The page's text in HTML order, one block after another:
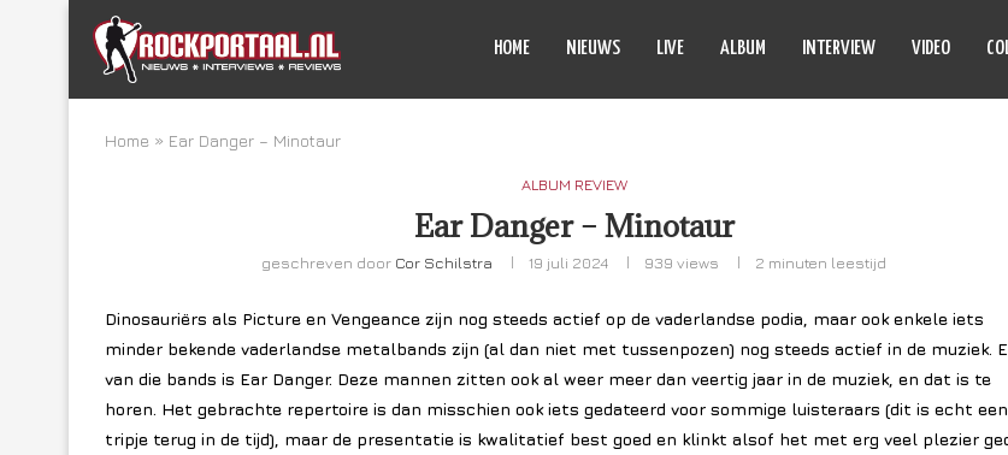
HOME NIEUWS LIVE ALBUM INTERVIEW VIDEO
Home » Ear Danger – Minotaur
ALBUM REVIEW
Ear Danger – Minotaur
geschreven door Cor Schilstra 19 juli 2024 939 views 2 minuten leestijd
Dinosauriërs als Picture en Vengeance zijn nog steeds actief op de vaderlandse podia, maar ook enkele iets
minder bekende vaderlandse metalbands zijn (al dan niet met tussenpozen) nog steeds actief in de muziek.
van die bands is Ear Danger. Deze mannen zitten ook al weer meer dan veertig jaar in de muziek, en dat is te
horen. Het gebrachte repertoire is dan misschien ook iets gedateerd voor sommige luisteraars (dit is echt een
tripje terug in de tijd), maar de presentatie is kwalitatief best goed en klinkt alsof het met erg veel plezier